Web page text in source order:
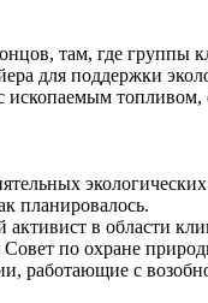
там, где группы
для поддержки
топливом,
планировалось.
в области
по охране
работающие с